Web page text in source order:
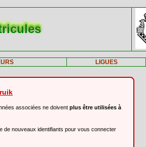
LIGUES
associées ne doivent plus être utilisées à
de nouveaux identifiants pour vous connecter